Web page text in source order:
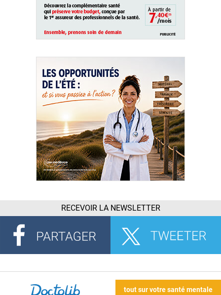
RECEVOIR LA NEWSLETTER
tout sur votre santé mentale